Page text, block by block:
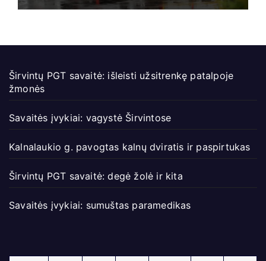
Širvintų PGT savaitė: išleisti užsitrenkę patalpoje
žmonės
Savaitės įvykiai: vagystė Širvintose
Kalnalaukio g. pavogtas kalnų dviratis ir paspirtukas
Širvintų PGT savaitė: degė žolė ir kita
Savaitės įvykiai: sumuštas paramedikas